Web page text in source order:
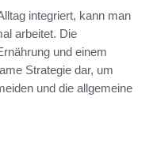
integriert, kann man
arbeitet. Die
und einem
Strategie dar, um
und die allgemeine